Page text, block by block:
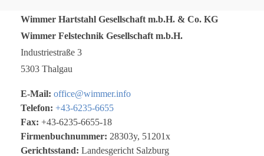
Wimmer Hartstahl Gesellschaft m.b.H. & Co. KG
Wimmer Felstechnik Gesellschaft m.b.H.
Industriestraße 3
5303 Thalgau
E-Mail: office@wimmer.info
Telefon: +43-6235-6655
Fax: +43-6235-6655-18
Firmenbuchnummer: 28303y, 51201x
Gerichtsstand: Landesgericht Salzburg